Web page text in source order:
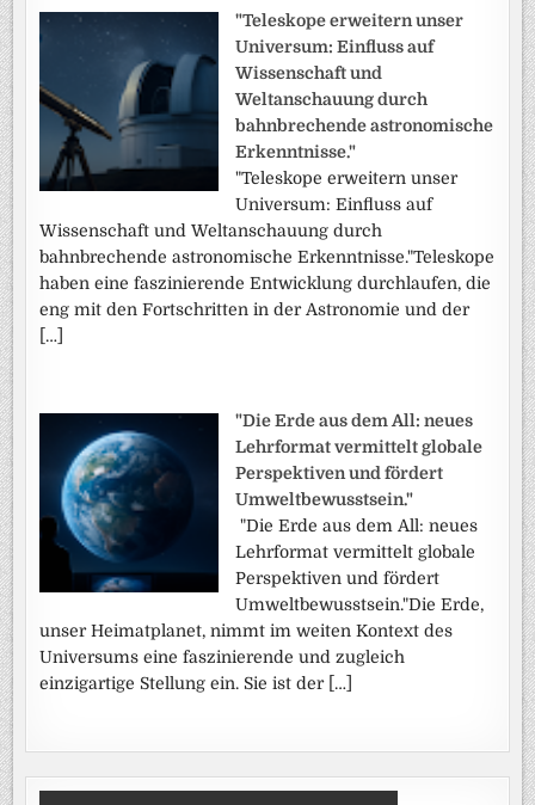
"Teleskope erweitern unser
Universum: Einfluss auf
Wissenschaft und
Weltanschauung durch
bahnbrechende astronomische
Erkenntnisse."
"Teleskope erweitern unser
Universum: Einfluss auf
Wissenschaft und Weltanschauung durch
bahnbrechende astronomische Erkenntnisse."Teleskope
haben eine faszinierende Entwicklung durchlaufen, die
eng mit den Fortschritten in der Astronomie und der
[…]
"Die Erde aus dem All: neues
Lehrformat vermittelt globale
Perspektiven und fördert
Umweltbewusstsein."
"Die Erde aus dem All: neues
Lehrformat vermittelt globale
Perspektiven und fördert
Umweltbewusstsein."Die Erde,
unser Heimatplanet, nimmt im weiten Kontext des
Universums eine faszinierende und zugleich
einzigartige Stellung ein. Sie ist der […]